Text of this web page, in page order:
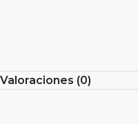
Valoraciones (0)